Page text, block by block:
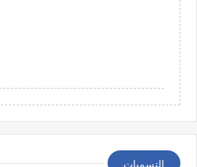
التسميات